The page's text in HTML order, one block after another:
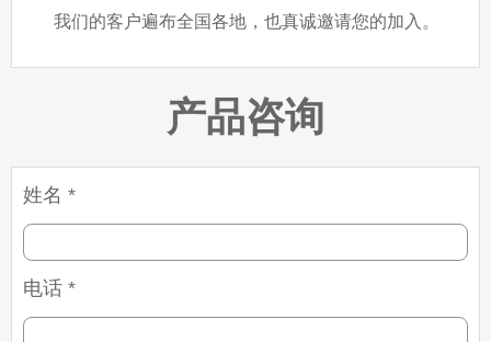
我们的客户遍布全国各地，也真诚邀请您的加入。
产品咨询
姓名 *
电话 *